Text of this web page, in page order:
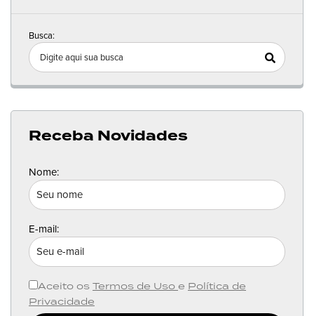
Busca:
Receba Novidades
Nome:
E-mail:
Aceito os Termos de Uso e Política de
Privacidade